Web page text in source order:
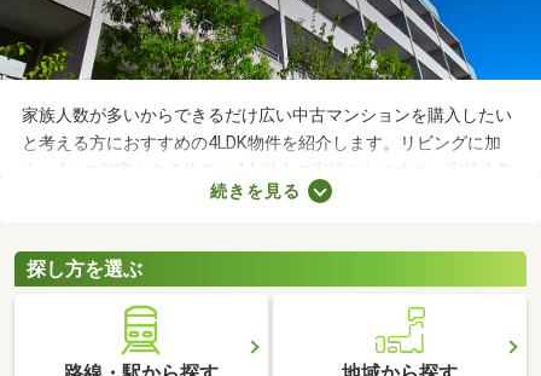
家族人数が多いからできるだけ広い中古マンションを購入したい
と考える方におすすめの4LDK物件を紹介します。リビングに加
え、4つの個室がある物件は4人以上の家族におすすめ。家族人数
が多くても、お部屋の数が多ければ生活空間をしっかり分けられ
間取りや設備、購入費用などをチェックしてみてくださいね。
続きを見る
探し方を選ぶ